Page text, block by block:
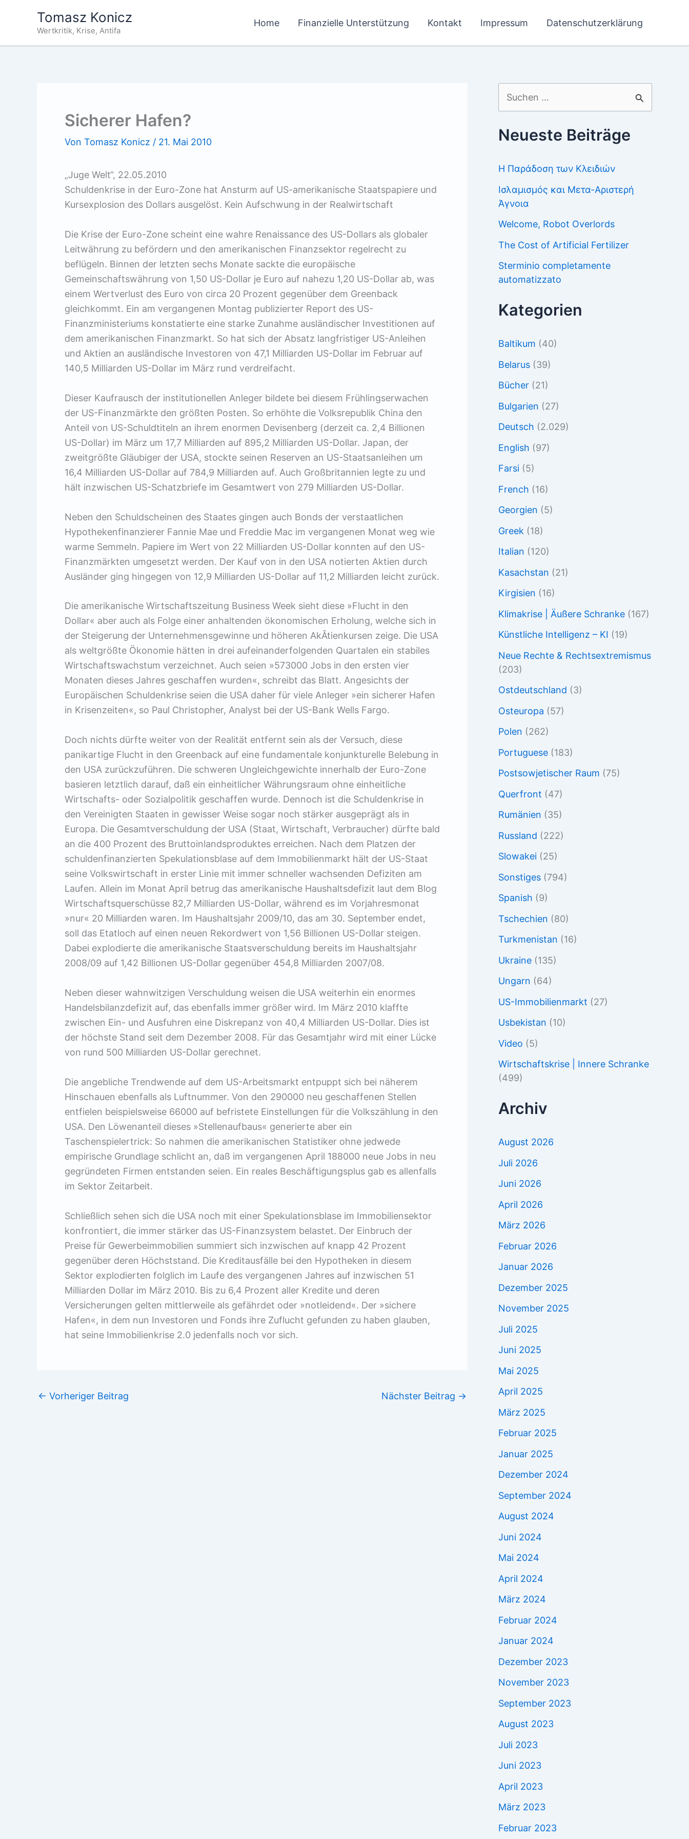
Tomasz Konicz
Wertkritik, Krise, Antifa
Home Finanzielle Unterstützung Kontakt Impressum Datenschutzerklärung
Sicherer Hafen?
Von Tomasz Konicz / 21. Mai 2010
„Juge Welt“, 22.05.2010
Schuldenkrise in der Euro-Zone hat Ansturm auf US-amerikanische Staatspapiere und
Kursexplosion des Dollars ausgelöst. Kein Aufschwung in der Realwirtschaft
Die Krise der Euro-Zone scheint eine wahre Renaissance des US-Dollars als globaler
Leitwährung zu befördern und den amerikanischen Finanzsektor regelrecht zu
beflügeln. Binnen der letzten sechs Monate sackte die europäische
Gemeinschaftswährung von 1,50 US-Dollar je Euro auf nahezu 1,20 US-Dollar ab, was
einem Wertverlust des Euro von circa 20 Prozent gegenüber dem Greenback
gleichkommt. Ein am vergangenen Montag publizierter Report des US-
Finanzministeriums konstatierte eine starke Zunahme ausländischer Investitionen auf
dem amerikanischen Finanzmarkt. So hat sich der Absatz langfristiger US-Anleihen
und Aktien an ausländische Investoren von 47,1 Milliarden US-Dollar im Februar auf
140,5 Milliarden US-Dollar im März rund verdreifacht.
Dieser Kaufrausch der institutionellen Anleger bildete bei diesem Frühlingserwachen
der US-Finanzmärkte den größten Posten. So erhöhte die Volksrepublik China den
Anteil von US-Schuldtiteln an ihrem enormen Devisenberg (derzeit ca. 2,4 Billionen
US-Dollar) im März um 17,7 Milliarden auf 895,2 Milliarden US-Dollar. Japan, der
zweitgrößte Gläubiger der USA, stockte seinen Reserven an US-Staatsanleihen um
16,4 Milliarden US-Dollar auf 784,9 Milliarden auf. Auch Großbritannien legte zu und
hält inzwischen US-Schatzbriefe im Gesamtwert von 279 Milliarden US-Dollar.
Neben den Schuldscheinen des Staates gingen auch Bonds der verstaatlichen
Hypothekenfinanzierer Fannie Mae und Freddie Mac im vergangenen Monat weg wie
warme Semmeln. Papiere im Wert von 22 Milliarden US-Dollar konnten auf den US-
Finanzmärkten umgesetzt werden. Der Kauf von in den USA notierten Aktien durch
Ausländer ging hingegen von 12,9 Milliarden US-Dollar auf 11,2 Milliarden leicht zurück.
Die amerikanische Wirtschaftszeitung Business Week sieht diese »Flucht in den
Dollar« aber auch als Folge einer anhaltenden ökonomischen Erholung, welche sich in
der Steigerung der Unternehmensgewinne und höheren AkÂ­tienkursen zeige. Die USA
als weltgrößte Ökonomie hätten in drei aufeinanderfolgenden Quartalen ein stabiles
Wirtschaftswachstum verzeichnet. Auch seien »573000 Jobs in den ersten vier
Monaten dieses Jahres geschaffen wurden«, schreibt das Blatt. Angesichts der
Europäischen Schuldenkrise seien die USA daher für viele Anleger »ein sicherer Hafen
in Krisenzeiten«, so Paul Christopher, Analyst bei der US-Bank Wells Fargo.
Doch nichts dürfte weiter von der Realität entfernt sein als der Versuch, diese
panikartige Flucht in den Greenback auf eine fundamentale konjunkturelle Belebung in
den USA zurückzuführen. Die schweren Ungleichgewichte innerhalb der Euro-Zone
basieren letztlich darauf, daß ein einheitlicher Währungsraum ohne einheitliche
Wirtschafts- oder Sozialpolitik geschaffen wurde. Dennoch ist die Schuldenkrise in
den Vereinigten Staaten in gewisser Weise sogar noch stärker ausgeprägt als in
Europa. Die Gesamtverschuldung der USA (Staat, Wirtschaft, Verbraucher) dürfte bald
an die 400 Prozent des Bruttoinlandsproduktes erreichen. Nach dem Platzen der
schuldenfinanzierten Spekulationsblase auf dem Immobilienmarkt hält der US-Staat
seine Volkswirtschaft in erster Linie mit immer schneller wachsenden Defiziten am
Laufen. Allein im Monat April betrug das amerikanische Haushaltsdefizit laut dem Blog
Wirtschaftsquerschüsse 82,7 Milliarden US-Dollar, während es im Vorjahresmonat
»nur« 20 Milliarden waren. Im Haushaltsjahr 2009/10, das am 30. September endet,
soll das Etatloch auf einen neuen Rekordwert von 1,56 Billionen US-Dollar steigen.
Dabei explodierte die amerikanische Staatsverschuldung bereits im Haushaltsjahr
2008/09 auf 1,42 Billionen US-Dollar gegenüber 454,8 Milliarden 2007/08.
Neben dieser wahnwitzigen Verschuldung weisen die USA weiterhin ein enormes
Handelsbilanzdefizit auf, das ebenfalls immer größer wird. Im März 2010 klaffte
zwischen Ein- und Ausfuhren eine Diskrepanz von 40,4 Milliarden US-Dollar. Dies ist
der höchste Stand seit dem Dezember 2008. Für das Gesamtjahr wird mit einer Lücke
von rund 500 Milliarden US-Dollar gerechnet.
Die angebliche Trendwende auf dem US-Arbeitsmarkt entpuppt sich bei näherem
Hinschauen ebenfalls als Luftnummer. Von den 290000 neu geschaffenen Stellen
entfielen beispielsweise 66000 auf befristete Einstellungen für die Volkszählung in den
USA. Den Löwenanteil dieses »Stellenaufbaus« generierte aber ein
Taschenspielertrick: So nahmen die amerikanischen Statistiker ohne jedwede
empirische Grundlage schlicht an, daß im vergangenen April 188000 neue Jobs in neu
gegründeten Firmen entstanden seien. Ein reales Beschäftigungsplus gab es allenfalls
im Sektor Zeitarbeit.
Schließlich sehen sich die USA noch mit einer Spekulationsblase im Immobiliensektor
konfrontiert, die immer stärker das US-Finanzsystem belastet. Der Einbruch der
Preise für Gewerbeimmobilien summiert sich inzwischen auf knapp 42 Prozent
gegenüber deren Höchststand. Die Kreditausfälle bei den Hypotheken in diesem
Sektor explodierten folglich im Laufe des vergangenen Jahres auf inzwischen 51
Milliarden Dollar im März 2010. Bis zu 6,4 Prozent aller Kredite und deren
Versicherungen gelten mittlerweile als gefährdet oder »notleidend«. Der »sichere
Hafen«, in dem nun Investoren und Fonds ihre Zuflucht gefunden zu haben glauben,
hat seine Immobilienkrise 2.0 jedenfalls noch vor sich.
← Vorheriger Beitrag Nächster Beitrag →
Suchen
nach:
Neueste Beiträge
Η Παράδοση των Κλειδιών
Ισλαμισμός και Μετα-Αριστερή
Άγνοια
Welcome, Robot Overlords
The Cost of Artificial Fertilizer
Sterminio completamente
automatizzato
Kategorien
Baltikum (40)
Belarus (39)
Bücher (21)
Bulgarien (27)
Deutsch (2.029)
English (97)
Farsi (5)
French (16)
Georgien (5)
Greek (18)
Italian (120)
Kasachstan (21)
Kirgisien (16)
Klimakrise | Äußere Schranke (167)
Künstliche Intelligenz – KI (19)
Neue Rechte & Rechtsextremismus
(203)
Ostdeutschland (3)
Osteuropa (57)
Polen (262)
Portuguese (183)
Postsowjetischer Raum (75)
Querfront (47)
Rumänien (35)
Russland (222)
Slowakei (25)
Sonstiges (794)
Spanish (9)
Tschechien (80)
Turkmenistan (16)
Ukraine (135)
Ungarn (64)
US-Immobilienmarkt (27)
Usbekistan (10)
Video (5)
Wirtschaftskrise | Innere Schranke
(499)
Archiv
August 2026
Juli 2026
Juni 2026
April 2026
März 2026
Februar 2026
Januar 2026
Dezember 2025
November 2025
Juli 2025
Juni 2025
Mai 2025
April 2025
März 2025
Februar 2025
Januar 2025
Dezember 2024
September 2024
August 2024
Juni 2024
Mai 2024
April 2024
März 2024
Februar 2024
Januar 2024
Dezember 2023
November 2023
September 2023
August 2023
Juli 2023
Juni 2023
April 2023
März 2023
Februar 2023